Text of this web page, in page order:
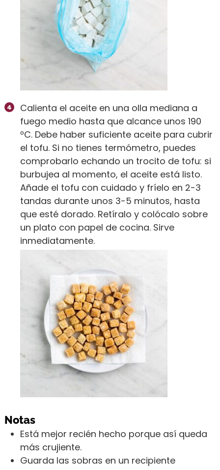
Calienta el aceite en una olla mediana a
fuego medio hasta que alcance unos 190
ºC. Debe haber suficiente aceite para cubrir
el tofu. Si no tienes termómetro, puedes
comprobarlo echando un trocito de tofu: si
burbujea al momento, el aceite está listo.
Añade el tofu con cuidado y fríelo en 2-3
tandas durante unos 3-5 minutos, hasta
que esté dorado. Retíralo y colócalo sobre
un plato con papel de cocina. Sirve
inmediatamente.
Notas
Está mejor recién hecho porque así queda
más crujiente.
Guarda las sobras en un recipiente